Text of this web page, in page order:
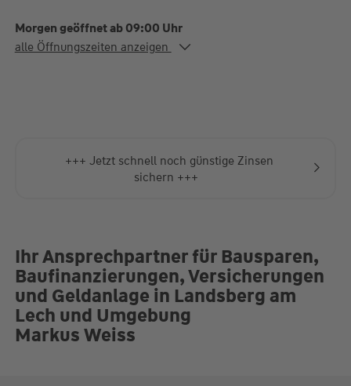
Morgen geöffnet ab 09:00 Uhr
Alle Öffnungszeiten
alle Öffnungszeiten anzeigen
+++ Jetzt schnell noch günstige Zinsen
sichern +++
Ihr Ansprechpartner für Bausparen,
Baufinanzierungen, Versicherungen
und Geldanlage in Landsberg am
Lech und Umgebung
Markus Weiss